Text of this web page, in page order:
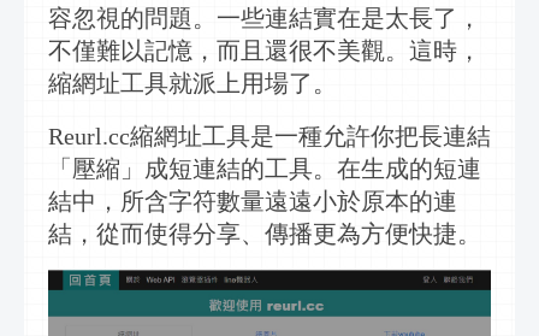
容忽視的問題。一些連結實在是太長了，
不僅難以記憶，而且還很不美觀。這時，
縮網址工具就派上用場了。
Reurl.cc縮網址工具是一種允許你把長連結
「壓縮」成短連結的工具。在生成的短連
結中，所含字符數量遠遠小於原本的連
結，從而使得分享、傳播更為方便快捷。